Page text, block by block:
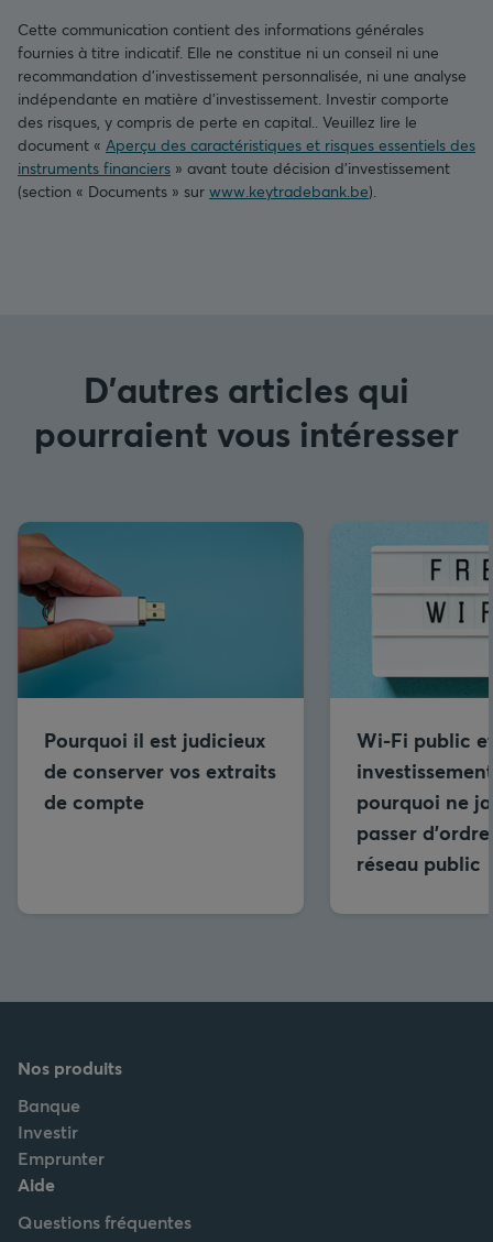
Cette communication contient des informations générales
fournies à titre indicatif. Elle ne constitue ni un conseil ni une
recommandation d’investissement personnalisée, ni une analyse
indépendante en matière d’investissement. Investir comporte
des risques, y compris de perte en capital.. Veuillez lire le
document « Aperçu des caractéristiques et risques essentiels des
instruments financiers » avant toute décision d’investissement
(section « Documents » sur www.keytradebank.be).
D'autres articles qui
pourraient vous intéresser
Pourquoi il est judicieux
de conserver vos extraits
de compte
Wi-Fi public
pourquoi ne
passer
réseau public
Nos produits
Banque
Investir
Emprunter
Aide
Questions fréquentes